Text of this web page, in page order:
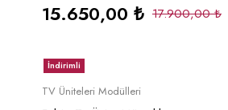
17.900,00₺
15.650,00 ₺
İndirimli
TV Üniteleri Modülleri